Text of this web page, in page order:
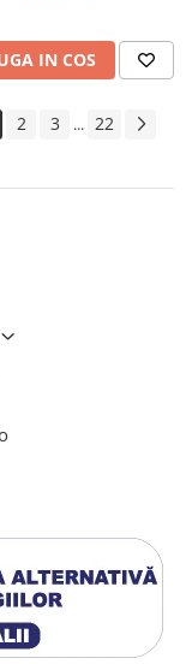
IN COS
2 3 ... 22